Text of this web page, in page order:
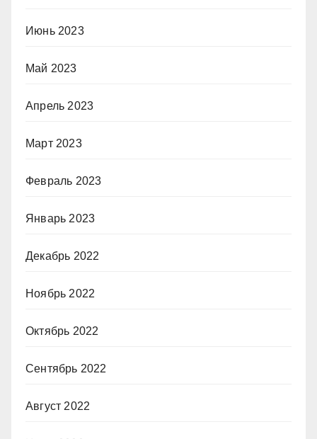
Июнь 2023
Май 2023
Апрель 2023
Март 2023
Февраль 2023
Январь 2023
Декабрь 2022
Ноябрь 2022
Октябрь 2022
Сентябрь 2022
Август 2022